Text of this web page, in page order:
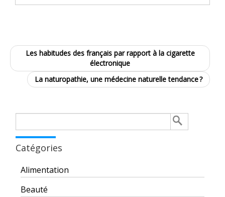
Les habitudes des français par rapport à la cigarette
électronique
La naturopathie, une médecine naturelle tendance ?
Catégories
Alimentation
Beauté